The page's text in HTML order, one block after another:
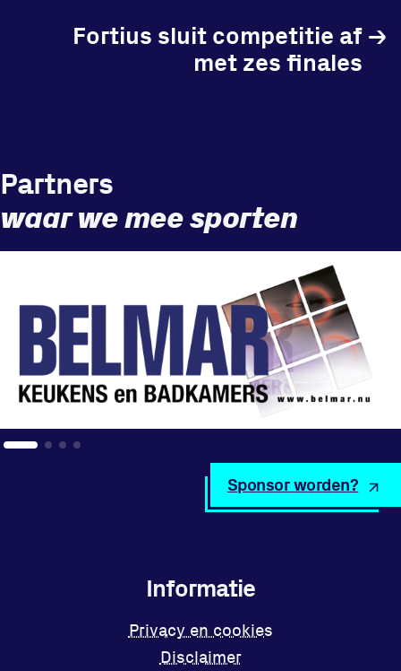
Fortius sluit competitie af
met zes finales
→
Informatie
Privacy en cookies
Disclaimer
Partners
waar we mee sporten
Sponsor worden?